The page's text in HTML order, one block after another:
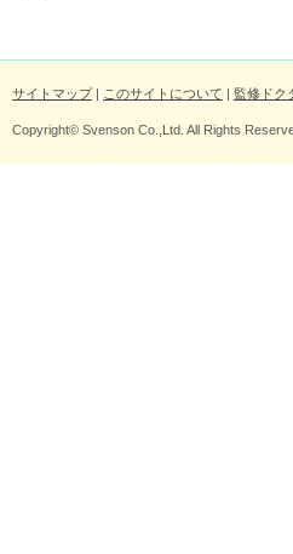
サイトマップ| このサイトについて | 監修ドク
Copyright© Svenson Co.,Ltd. All Rights